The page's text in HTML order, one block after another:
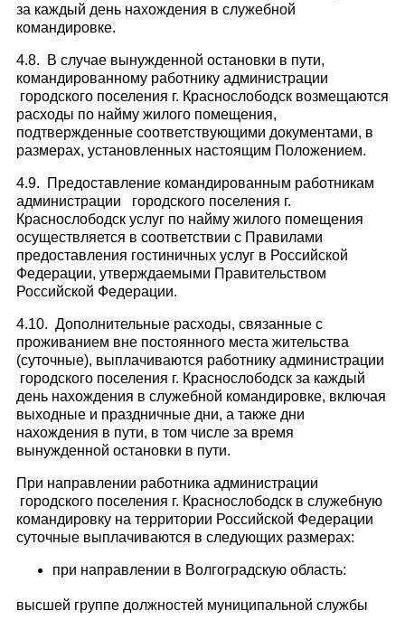
за каждый день нахождения в служебной
командировке.
4.8. В случае вынужденной остановки в пути,
командированному работнику администрации
городского поселения г. Краснослободск возмещаются
расходы по найму жилого помещения,
подтвержденные соответствующими документами, в
размерах, установленных настоящим Положением.
4.9. Предоставление командированным работникам
администрации городского поселения г.
Краснослободск услуг по найму жилого помещения
осуществляется в соответствии с Правилами
предоставления гостиничных услуг в Российской
Федерации, утверждаемыми Правительством
Российской Федерации.
4.10. Дополнительные расходы, связанные с
проживанием вне постоянного места жительства
(суточные), выплачиваются работнику администрации
городского поселения г. Краснослободск за каждый
день нахождения в служебной командировке, включая
выходные и праздничные дни, а также дни
нахождения в пути, в том числе за время
вынужденной остановки в пути.
При направлении работника администрации
городского поселения г. Краснослободск в служебную
командировку на территории Российской Федерации
суточные выплачиваются в следующих размерах:
при направлении в Волгоградскую область:
высшей группе должностей муниципальной службы